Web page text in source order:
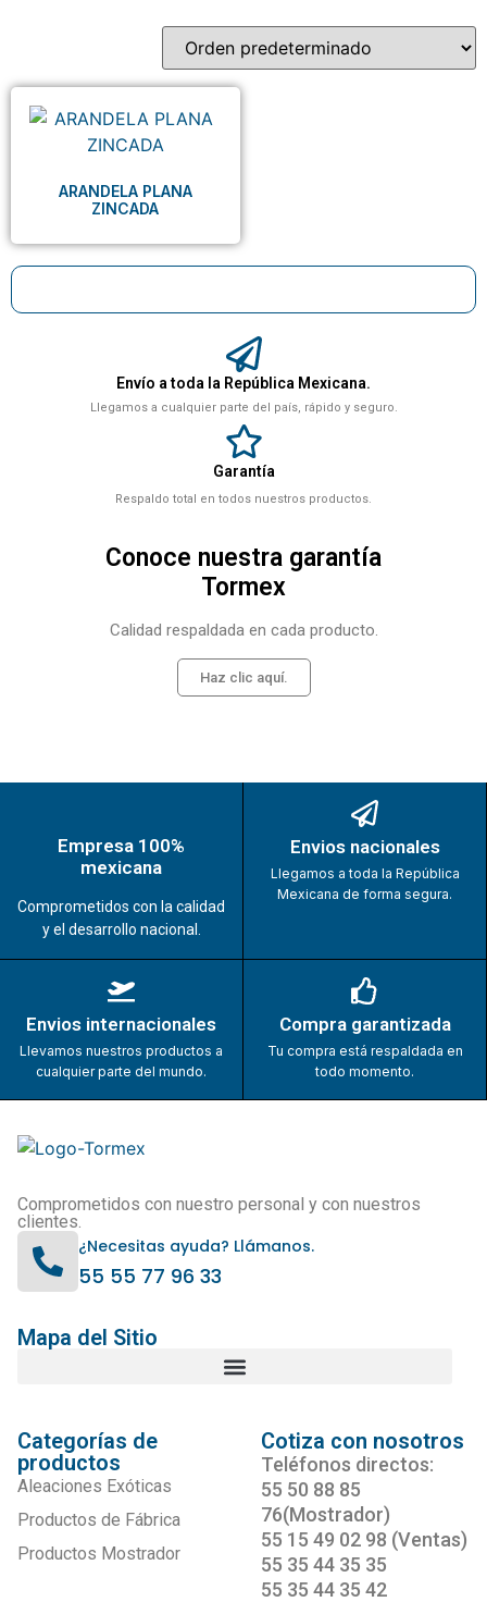
Envío a toda la República Mexicana.
Llegamos a cualquier parte del país, rápido y seguro.
Garantía
Respaldo total en todos nuestros productos.
Conoce nuestra garantía
Tormex
Calidad respaldada en cada producto.
Haz clic aquí.
ARANDELA PLANA
ZINCADA
Empresa 100%
mexicana
Comprometidos con la calidad
y el desarrollo nacional.
Envios nacionales
Llegamos a toda la República
Mexicana de forma segura.
Envios internacionales
Llevamos nuestros productos a
cualquier parte del mundo.
Compra garantizada
Tu compra está respaldada en
todo momento.
Comprometidos con nuestro personal y con nuestros
clientes.
¿Necesitas ayuda? Llámanos.
55 55 77 96 33
Mapa del Sitio
Categorías de
productos
Aleaciones Exóticas
Productos de Fábrica
Productos Mostrador
Cotiza con nosotros
Teléfonos directos:
55 50 88 85
76(Mostrador)
55 15 49 02 98 (Ventas)
55 35 44 35 35
55 35 44 35 42